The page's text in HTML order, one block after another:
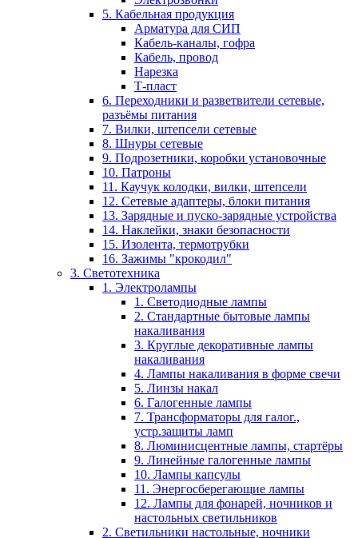
5. Кабельная продукция
Арматура для СИП
Кабель-каналы, гофра
Кабель, провод
Нарезка
Т-пласт
6. Переходники и разветвители сетевые,
разъёмы питания
7. Вилки, штепсели сетевые
8. Шнуры сетевые
9. Подрозетники, коробки установочные
10. Патроны
11. Каучук колодки, вилки, штепсели
12. Сетевые адаптеры, блоки питания
13. Зарядные и пуско-зарядные устройства
14. Наклейки, знаки безопасности
15. Изолента, термотрубки
16. Зажимы "крокодил"
3. Светотехника
1. Электролампы
1. Светодиодные лампы
2. Стандартные бытовые лампы
накаливания
3. Круглые декоративные лампы
накаливания
4. Лампы накаливания в форме свечи
5. Линзы накал
6. Галогенные лампы
7. Трансформаторы для галог.,
устр.защиты ламп
8. Люминисцентные лампы, стартёры
9. Линейные галогенные лампы
10. Лампы капсулы
11. Энергосберегающие лампы
12. Лампы для фонарей, ночников и
настольных светильников
2. Светильники настольные, ночники